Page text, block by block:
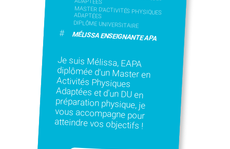
MASTER D'ACTIVITÉS PHYSIQUES
ADAPTÉES
DIPLÔME UNIVERSITAIRE
# MÉLISSA ENSEIGNANTE APA
Je suis Mélissa, EAPA
diplômée d'un Master en
Activités Physiques
Adaptées et d'un DU en
préparation physique, je
vous accompagne pour
atteindre vos objectifs !